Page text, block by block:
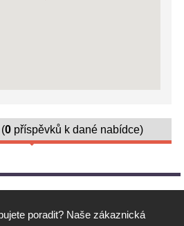
(0příspěvků k dané nabídce)
poradit? Naše zákaznická